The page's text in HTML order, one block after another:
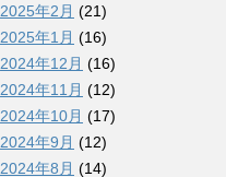
2025年2月 (21)
2025年1月 (16)
2024年12月 (16)
2024年11月 (12)
2024年10月 (17)
2024年9月 (12)
2024年8月 (14)